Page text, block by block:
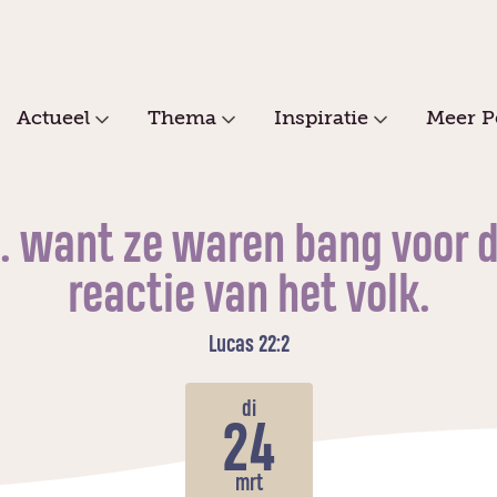
Actueel Thema Inspiratie Meer
want ze waren bang voor
reactie van het volk.
Lucas 22:2
di
24
mrt